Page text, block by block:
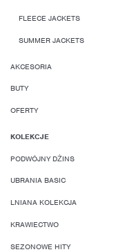
FLEECE JACKETS
SUMMER JACKETS
AKCESORIA
BUTY
OFERTY
KOLEKCJE
PODWÓJNY DŻINS
UBRANIA BASIC
LNIANA KOLEKCJA
KRAWIECTWO
SEZONOWE HITY